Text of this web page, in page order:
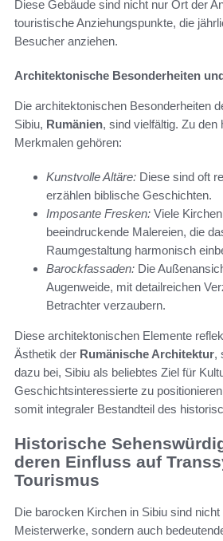
Diese Gebäude sind nicht nur Ort der
touristische Anziehungspunkte, die
Besucher anziehen.
Architektonische Besonderheiten
Die architektonischen Besonderheiten
Sibiu, Rumänien, sind vielfältig. Zu den
Merkmalen gehören:
Kunstvolle Altäre: Diese sind oft
erzählen biblische Geschichten.
Imposante Fresken: Viele
beeindruckende Malereien, die
Raumgestaltung harmonisch
Barockfassaden: Die
Augenweide, mit detailreichen
Betrachter verzaubern.
Diese architektonischen Elemente
Ästhetik der Rumänische Architektur,
dazu bei, Sibiu als beliebtes Ziel für
Geschichtsinteressierte zu
somit integraler Bestandteil des
Historische
deren Einfluss auf
Tourismus
Die barocken Kirchen in Sibiu sind
Meisterwerke, sondern auch